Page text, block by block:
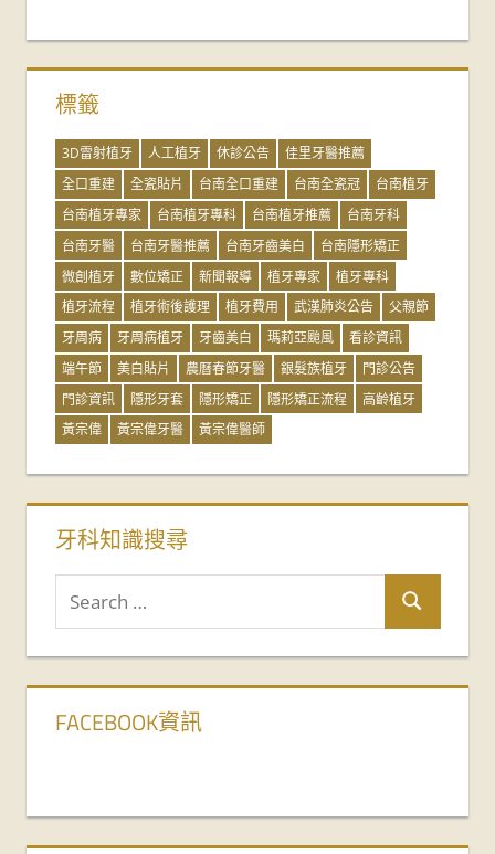
標籤
3D雷射植牙 人工植牙 休診公告
佳里牙醫推薦
全口重建
全瓷貼片 台南全口重建 台南全瓷冠
台南植牙
台南植牙專家
台南植牙專科 台南植牙推薦
台南牙科
台南牙醫
台南牙醫推薦 台南牙齒美白
台南隱形矯正
微創植牙
數位矯正 新聞報導 植牙專家
植牙專科
植牙流程
植牙術後護理 植牙費用 武漢肺炎公告
父親節
牙周病
牙周病植牙 牙齒美白 瑪莉亞颱風
看診資訊
端午節
美白貼片 農曆春節牙醫 銀髮族植牙
門診公告
門診資訊
隱形牙套 隱形矯正 隱形矯正流程
高齡植牙
黃宗偉
黃宗偉牙醫 黃宗偉醫師
牙科知識搜尋
FACEBOOK資訊